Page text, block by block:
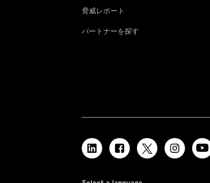
脅威レポート
パートナーを探す